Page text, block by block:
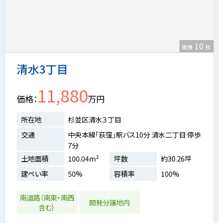
清水3丁目
画像 10 枚
価格 11,880万円
所在地
杉並区清水３丁目
交通
中央本線「荻窪」駅バス10分 清水二丁目 停歩
7分
土地面積
100.04m² 坪数
約30.26坪
建ぺい率
50% 容積率 100%
南道路（南東・南西
含む）
開発分譲地内